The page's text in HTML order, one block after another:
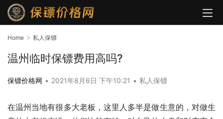
Home 私人保镖
温州临时保镖费用高吗?
保镖价格网 • 2021年8月6日 下午10:21 • 私人保镖
在温州当地有很多大老板，这里人多半是做生意的，对做生